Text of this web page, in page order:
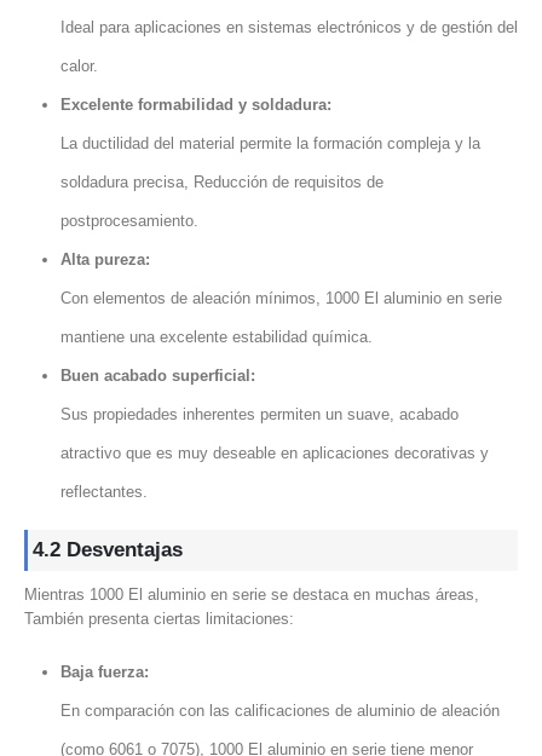
Ideal para aplicaciones en sistemas electrónicos y de gestión del
calor.
Excelente formabilidad y soldadura:
La ductilidad del material permite la formación compleja y la
soldadura precisa, Reducción de requisitos de
postprocesamiento.
Alta pureza:
Con elementos de aleación mínimos, 1000 El aluminio en serie
mantiene una excelente estabilidad química.
Buen acabado superficial:
Sus propiedades inherentes permiten un suave, acabado
atractivo que es muy deseable en aplicaciones decorativas y
reflectantes.
4.2 Desventajas
Mientras 1000 El aluminio en serie se destaca en muchas áreas,
También presenta ciertas limitaciones:
Baja fuerza:
En comparación con las calificaciones de aluminio de aleación
(como 6061 o 7075), 1000 El aluminio en serie tiene menor